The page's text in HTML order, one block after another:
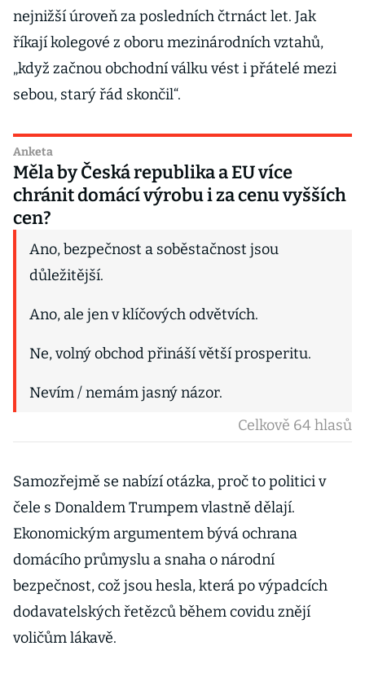
nejnižší úroveň za posledních čtrnáct let. Jak
říkají kolegové z oboru mezinárodních vztahů,
„když začnou obchodní válku vést i přátelé mezi
sebou, starý řád skončil“.
Anketa
Měla by Česká republika a EU více
chránit domácí výrobu i za cenu vyšších
cen?
Ano, bezpečnost a soběstačnost jsou
důležitější.
Ano, ale jen v klíčových odvětvích.
Ne, volný obchod přináší větší prosperitu.
Nevím / nemám jasný názor.
Celkově 64 hlasů
Samozřejmě se nabízí otázka, proč to politici v
čele s Donaldem Trumpem vlastně dělají.
Ekonomickým argumentem bývá ochrana
domácího průmyslu a snaha o národní
bezpečnost, což jsou hesla, která po výpadcích
dodavatelských řetězců během covidu znějí
voličům lákavě.